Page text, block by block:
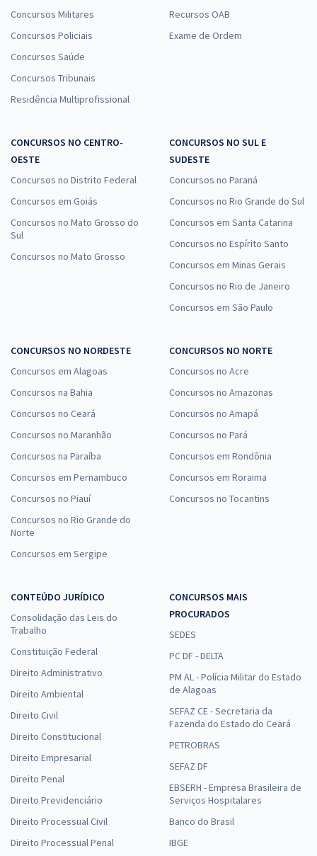
Concursos Militares
Concursos Policiais
Concursos Saúde
Concursos Tribunais
Residência Multiprofissional
Recursos OAB
Exame de Ordem
CONCURSOS NO CENTRO-
OESTE
Concursos no Distrito Federal
Concursos em Goiás
Concursos no Mato Grosso do
Sul
Concursos no Mato Grosso
CONCURSOS NO SUL E
SUDESTE
Concursos no Paraná
Concursos no Rio Grande do Sul
Concursos em Santa Catarina
Concursos no Espírito Santo
Concursos em Minas Gerais
Concursos no Rio de Janeiro
Concursos em São Paulo
CONCURSOS NO NORDESTE
Concursos em Alagoas
Concursos na Bahia
Concursos no Ceará
Concursos no Maranhão
Concursos na Paraíba
Concursos em Pernambuco
Concursos no Piauí
Concursos no Rio Grande do
Norte
Concursos em Sergipe
CONCURSOS NO NORTE
Concursos no Acre
Concursos no Amazonas
Concursos no Amapá
Concursos no Pará
Concursos em Rondônia
Concursos em Roraima
Concursos no Tocantins
CONTEÚDO JURÍDICO
Consolidação das Leis do
Trabalho
Constituição Federal
Direito Administrativo
Direito Ambiental
Direito Civil
Direito Constitucional
Direito Empresarial
Direito Penal
Direito Previdenciário
Direito Processual Civil
Direito Processual Penal
CONCURSOS MAIS
PROCURADOS
SEDES
PC DF - DELTA
PM AL - Polícia Militar do Estado
de Alagoas
SEFAZ CE - Secretaria da
Fazenda do Estado do Ceará
PETROBRAS
SEFAZ DF
EBSERH - Empresa Brasileira de
Serviços Hospitalares
Banco do Brasil
IBGE